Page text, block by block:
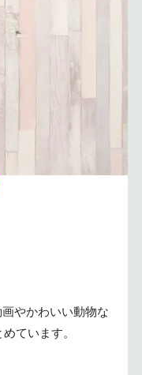
やかわいい動物な
ています。